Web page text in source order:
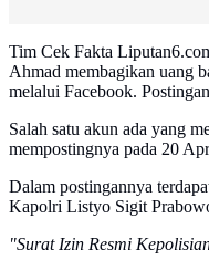
Tim Cek Fakta
Ahmad membagikan uang
melalui Facebook.
Salah satu akun ada yang
mempostingnya pada 20
Dalam postingannya
Kapolri Listyo Sigit
"Surat Izin Resmi